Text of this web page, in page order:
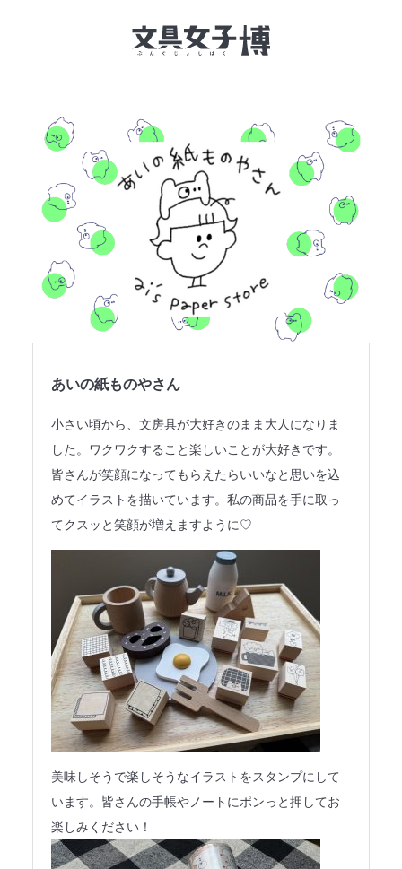
文具女子博とは
イベント一覧
NEWS
文具女子アワード
アイデアコンペ
レポート
法人のみなさまへ
SHARE ME!
あいの紙ものやさん
小さい頃から、文房具が大好きのまま大人になりま
した。ワクワクすること楽しいことが大好きです。
皆さんが笑顔になってもらえたらいいなと思いを込
めてイラストを描いています。私の商品を手に取っ
てクスッと笑顔が増えますように♡
美味しそうで楽しそうなイラストをスタンプにして
います。皆さんの手帳やノートにポンっと押してお
楽しみください！